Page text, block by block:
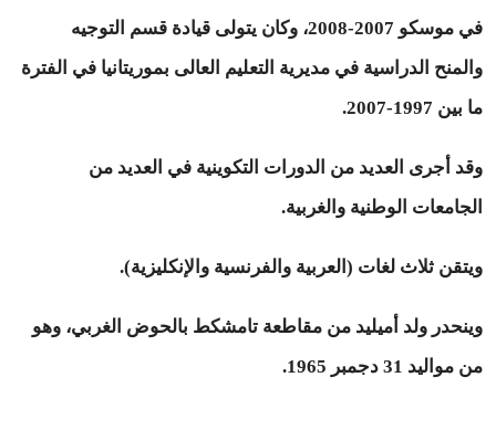
في موسكو 2007-2008، وكان يتولى قيادة قسم التوجيه
والمنح الدراسية في مديرية التعليم العالى بموريتانيا في الفترة
ما بين 1997-2007.
وقد أجرى العديد من الدورات التكوينية في العديد من
الجامعات الوطنية والغربية.
ويتقن ثلاث لغات (العربية والفرنسية والإنكليزية).
وينحدر ولد أميليد من مقاطعة تامشكط بالحوض الغربي، وهو
من مواليد 31 دجمبر 1965.